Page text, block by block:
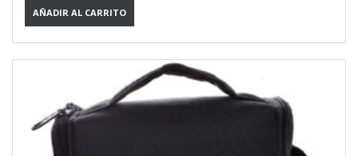
AÑADIR AL CARRITO